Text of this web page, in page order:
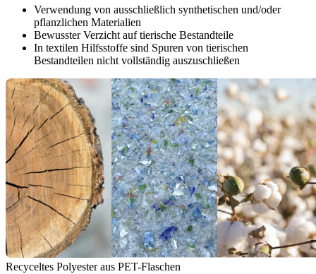
Verwendung von ausschließlich synthetischen und/oder
pflanzlichen Materialien
Bewusster Verzicht auf tierische Bestandteile
In textilen Hilfsstoffe sind Spuren von tierischen
Bestandteilen nicht vollständig auszuschließen
Recyceltes Polyester aus PET-Flaschen